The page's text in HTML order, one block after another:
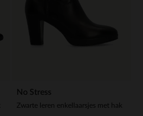
No Stress
Zwarte leren enkellaarsjes met hak